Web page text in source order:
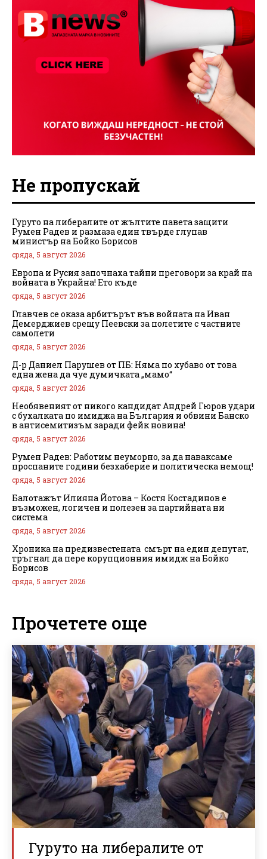
Не пропускай
Гуруто на либералите от жълтите павета защити
Румен Радев и размаза един твърде глупав
министър на Бойко Борисов
сряда, 5 август 2026
Европа и Русия започнаха тайни преговори за край на
войната в Украйна! Ето къде
сряда, 5 август 2026
Главчев се оказа арбитърът във войната на Иван
Демерджиев срещу Пеевски за полетите с частните
самолети
сряда, 5 август 2026
Д-р Даниел Парушев от ПБ: Няма по хубаво от това
една жена да чуе думичката „мамо“
сряда, 5 август 2026
Необявеният от никого кандидат Андрей Гюров удари
с бухалката по имиджа на България и обвини Банско
в антисемитизъм заради фейк новина!
сряда, 5 август 2026
Румен Радев: Работим неуморно, за да наваксаме
проспаните години безхаберие и политическа немощ!
сряда, 5 август 2026
Балотажът Илияна Йотова – Костя Костадинов е
възможен, логичен и полезен за партийната ни
система
сряда, 5 август 2026
Хроника на предизвестената смърт на един депутат,
тръгнал да пере корупционния имидж на Бойко
Борисов
сряда, 5 август 2026
Прочетете още
Гуруто на либералите от